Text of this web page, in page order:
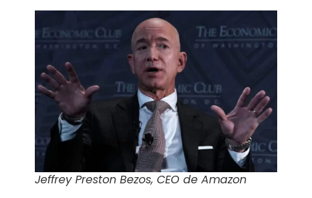
Jeffrey Preston Bezos, CEO de Amazon